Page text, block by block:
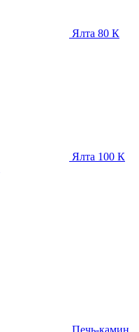
Ялта 80 К
Ялта 100 К